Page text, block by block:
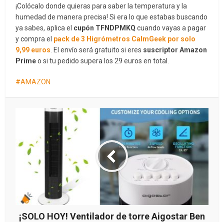
¡Colócalo donde quieras para saber la temperatura y la
humedad de manera precisa! Si era lo que estabas buscando
ya sabes, aplica el cupón TFNDPMKQ cuando vayas a pagar
y compra el pack de 3 Higrómetros CalmGeek por solo
9,99 euros . El envío será gratuito si eres suscriptor Amazon
Primeo si tu pedido supera los 29 euros en total.
AMAZON
¡SOLO HOY! Ventilador de torre Aigostar Ben